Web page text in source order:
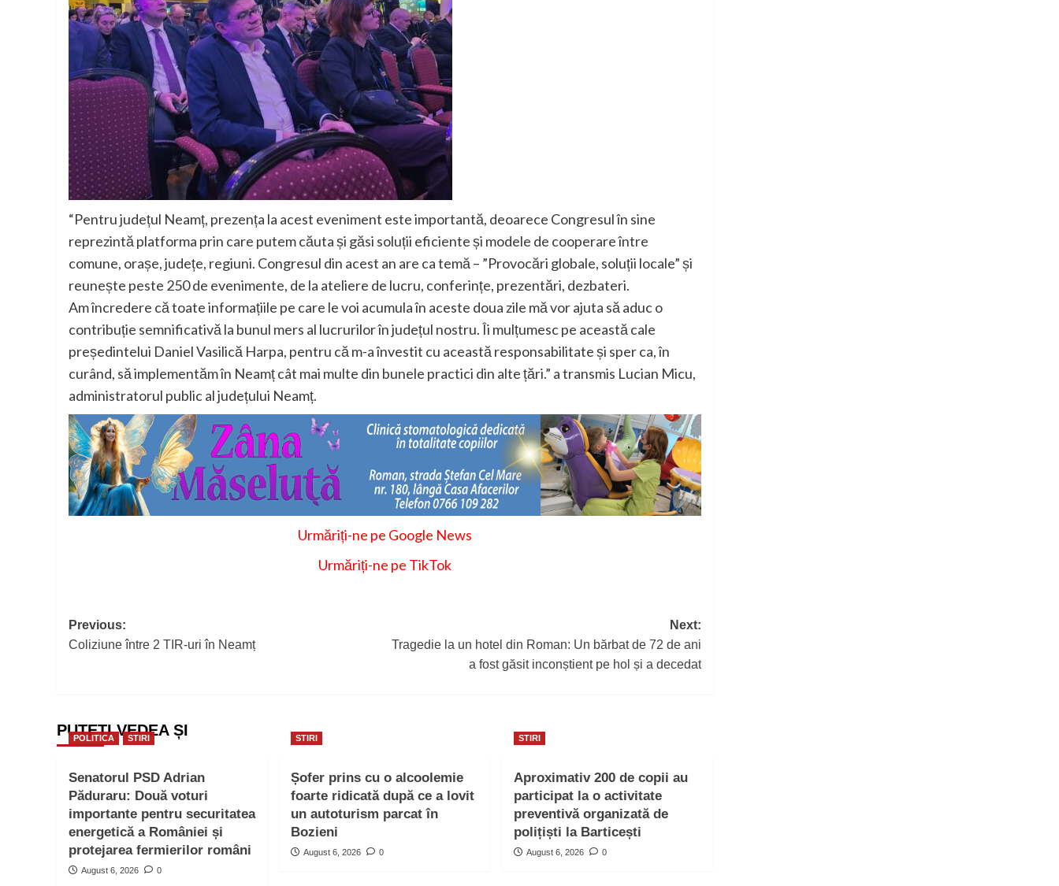
“Pentru județul Neamț, prezența la acest eveniment este importantă, deoarece Congresul în sine
reprezintă platforma prin care putem căuta și găsi soluții eficiente și modele de cooperare între
comune, orașe, județe, regiuni. Congresul din acest an are ca temă – ”Provocări globale, soluții locale” și
reunește peste 250 de evenimente, de la ateliere de lucru, conferințe, prezentări, dezbateri.
Am încredere că toate informațiile pe care le voi acumula în aceste doua zile mă vor ajuta să aduc o
contribuție semnificativă la bunul mers al lucrurilor în județul nostru. Îi mulțumesc pe această cale
președintelui Daniel Vasilică Harpa, pentru că m-a învestit cu această responsabilitate și sper ca, în
curând, să implementăm în Neamț cât mai multe din bunele practici din alte țări.” a transmis Lucian Micu,
administratorul public al județului Neamț.
Urmăriți-ne pe Google News
Urmăriți-ne pe TikTok
Post
navigation
Previous:
Coliziune între 2 TIR-uri în Neamț
Next:
Tragedie la un hotel din Roman: Un bărbat de 72 de ani
a fost găsit inconștient pe hol și a decedat
PUTEȚI VEDEA ȘI
POLITICA STIRI
Senatorul PSD Adrian
Păduraru: Două voturi
importante pentru securitatea
energetică a României și
protejarea fermierilor români
August 6, 2026 0
STIRI
Șofer prins cu o alcoolemie
foarte ridicată după ce a lovit
un autoturism parcat în
Bozieni
August 6, 2026 0
STIRI
Aproximativ 200 de copii au
participat la o activitate
preventivă organizată de
polițiști la Barticești
August 6, 2026 0